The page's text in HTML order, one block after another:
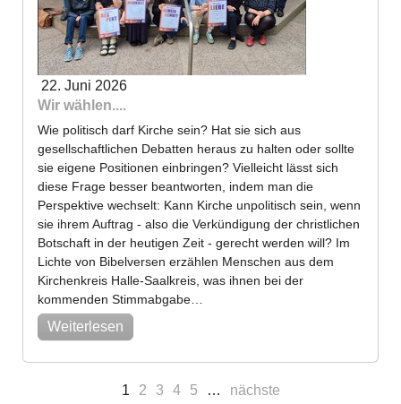
22. Juni 2026
Wir wählen....
Wie politisch darf Kirche sein? Hat sie sich aus
gesellschaftlichen Debatten heraus zu halten oder sollte
sie eigene Positionen einbringen? Vielleicht lässt sich
diese Frage besser beantworten, indem man die
Perspektive wechselt: Kann Kirche unpolitisch sein, wenn
sie ihrem Auftrag - also die Verkündigung der christlichen
Botschaft in der heutigen Zeit - gerecht werden will? Im
Lichte von Bibelversen erzählen Menschen aus dem
Kirchenkreis Halle-Saalkreis, was ihnen bei der
kommenden Stimmabgabe…
Weiterlesen
1 2 3 4 5 … nächste